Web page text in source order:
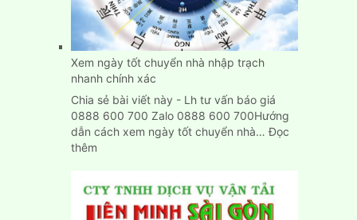
Giá
Rẻ
Tại
Bình
Dương
Xem ngày tốt chuyển nhà nhập trạch
nhanh chính xác
Chia sẻ bài viết này - Lh tư vấn báo giá
0888 600 700 Zalo 0888 600 700Hướng
dẫn cách xem ngày tốt chuyển nhà…Đọc
thêm:
tốt
chuyển